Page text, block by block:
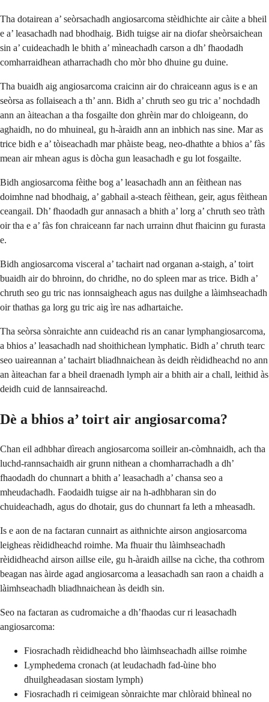
Tha dotairean a’ seòrsachadh angiosarcoma stèidhichte air càite a bheil
e a’ leasachadh nad bhodhaig. Bidh tuigse air na diofar sheòrsaichean
sin a’ cuideachadh le bhith a’ mìneachadh carson a dh’ fhaodadh
comharraidhean atharrachadh cho mòr bho dhuine gu duine.
Tha buaidh aig angiosarcoma craicinn air do chraiceann agus is e an
seòrsa as follaiseach a th’ ann. Bidh a’ chruth seo gu tric a’ nochdadh
ann an àiteachan a tha fosgailte don ghrèin mar do chloigeann, do
aghaidh, no do mhuineal, gu h-àraidh ann an inbhich nas sine. Mar as
trice bidh e a’ tòiseachadh mar phàiste beag, neo-dhathte a bhios a’ fàs
mean air mhean agus is dòcha gun leasachadh e gu lot fosgailte.
Bidh angiosarcoma fèithe bog a’ leasachadh ann an fèithean nas
doimhne nad bhodhaig, a’ gabhail a-steach fèithean, geir, agus fèithean
ceangail. Dh’ fhaodadh gur annasach a bhith a’ lorg a’ chruth seo tràth
oir tha e a’ fàs fon chraiceann far nach urrainn dhut fhaicinn gu furasta
e.
Bidh angiosarcoma visceral a’ tachairt nad organan a-staigh, a’ toirt
buaidh air do bhroinn, do chridhe, no do spleen mar as trice. Bidh a’
chruth seo gu tric nas ionnsaigheach agus nas duilghe a làimhseachadh
oir thathas ga lorg gu tric aig ìre nas adhartaiche.
Tha seòrsa sònraichte ann cuideachd ris an canar lymphangiosarcoma,
a bhios a’ leasachadh nad shoithichean lymphatic. Bidh a’ chruth tearc
seo uaireannan a’ tachairt bliadhnaichean às deidh rèididheachd no ann
an àiteachan far a bheil draenadh lymph air a bhith air a chall, leithid às
deidh cuid de lannsaireachd.
Dè a bhios a’ toirt air angiosarcoma?
Chan eil adhbhar dìreach angiosarcoma soilleir an-còmhnaidh, ach tha
luchd-rannsachaidh air grunn nithean a chomharrachadh a dh’
fhaodadh do chunnart a bhith a’ leasachadh a’ chansa seo a
mheudachadh. Faodaidh tuigse air na h-adhbharan sin do
chuideachadh, agus do dhotair, gus do chunnart fa leth a mheasadh.
Is e aon de na factaran cunnairt as aithnichte airson angiosarcoma
leigheas rèididheachd roimhe. Ma fhuair thu làimhseachadh
rèididheachd airson aillse eile, gu h-àraidh aillse na cìche, tha cothrom
beagan nas àirde agad angiosarcoma a leasachadh san raon a chaidh a
làimhseachadh bliadhnaichean às deidh sin.
Seo na factaran as cudromaiche a dh’fhaodas cur ri leasachadh
angiosarcoma:
Fiosrachadh rèididheachd bho làimhseachadh aillse roimhe
Lymphedema cronach (at leudachadh fad-ùine bho
dhuilgheadasan siostam lymph)
Fiosrachadh ri ceimigean sònraichte mar chlòraid bhìneal no